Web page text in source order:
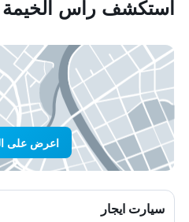
استكشف رأس الخيمة
اعرض على
سيارت ايجار